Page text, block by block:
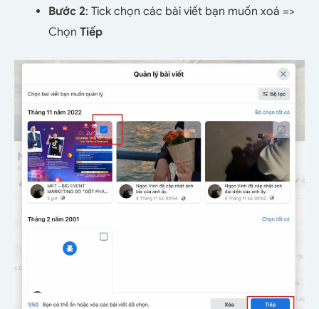
Bước 2: Tick chọn các bài viết bạn muốn xoá =>
Chọn Tiếp